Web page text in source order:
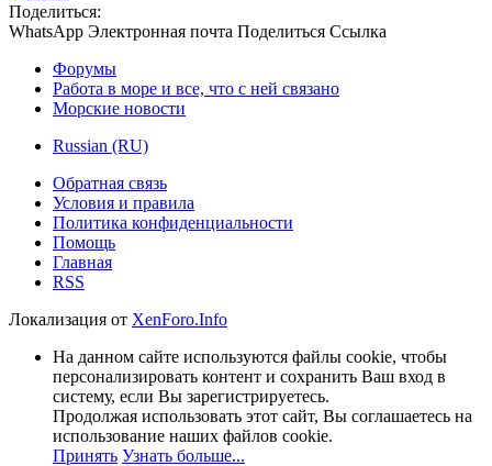
Поделиться:
WhatsApp Электронная почта Поделиться Ссылка
Форумы
Работа в море и все, что с ней связано
Морские новости
Russian (RU)
Обратная связь
Условия и правила
Политика конфиденциальности
Помощь
Главная
RSS
Локализация от XenForo.Info
На данном сайте используются файлы cookie, чтобы
персонализировать контент и сохранить Ваш вход в
систему, если Вы зарегистрируетесь.
Продолжая использовать этот сайт, Вы соглашаетесь на
использование наших файлов cookie.
Принять Узнать больше...